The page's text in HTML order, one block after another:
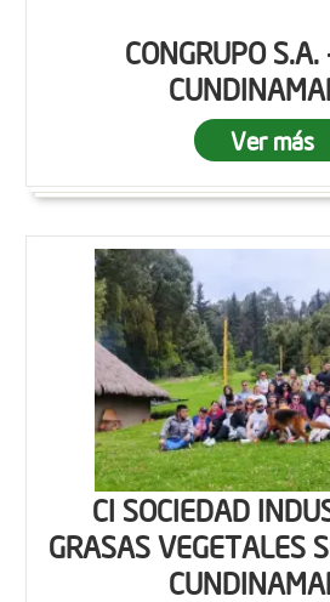
CONGRUPO
Ver más
CI SOCIEDAD
GRASAS VEGETALES